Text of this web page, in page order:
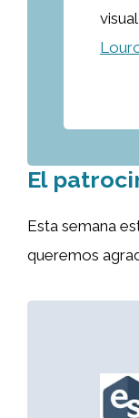
El
Esta semana
queremos